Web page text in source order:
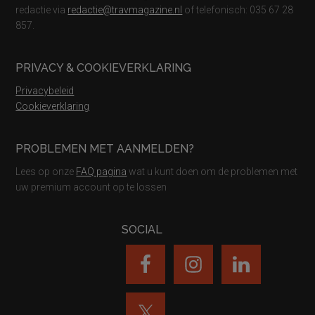
redactie via redactie@travmagazine.nl of telefonisch: 035 67 28
857.
PRIVACY & COOKIEVERKLARING
Privacybeleid
Cookieverklaring
PROBLEMEN MET AANMELDEN?
Lees op onze FAQ pagina wat u kunt doen om de problemen met
uw premium account op te lossen
SOCIAL